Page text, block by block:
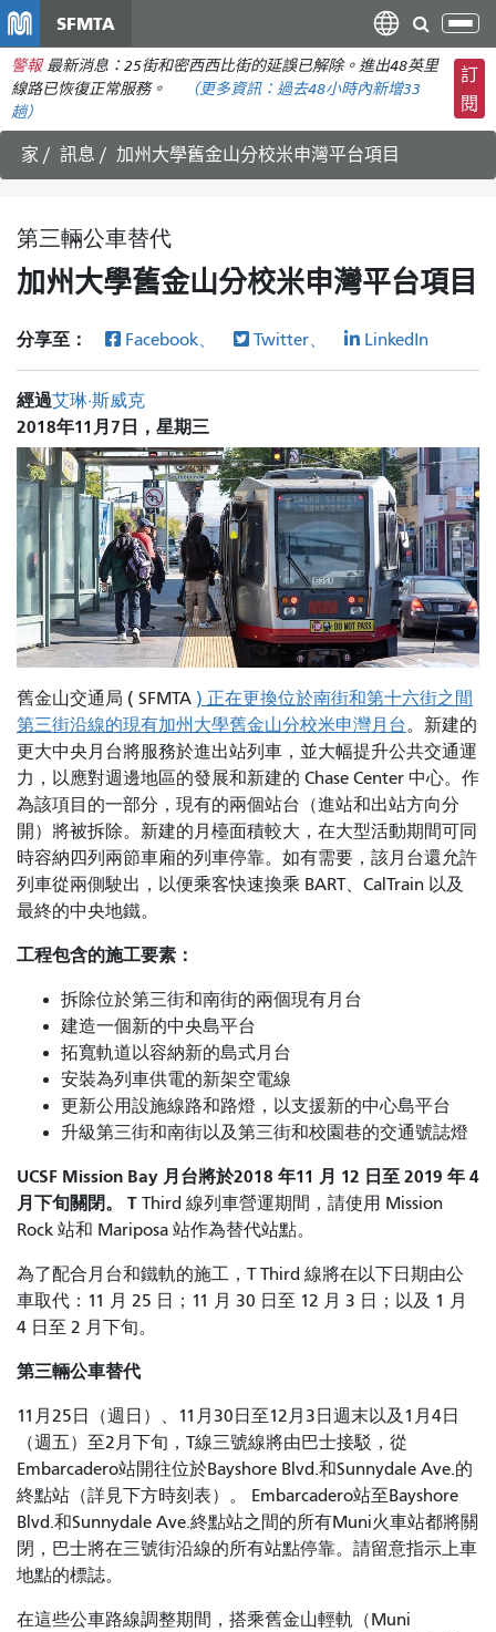
主
要
容
SFMTA
切
換
導
航
警報 最新消息：25街和密西西比街的延誤已解除。進出48英里
線路已恢復正常服務。
（更多資訊： 過去48小時內新增33
趟）
訂
閱
家 訊息 加州大學舊金山分校米申灣平台項目
第三輛公車替代
加州大學舊金山分校米申灣平台項目
分享至： Facebook、 Twitter、 LinkedIn
經過艾琳·斯威克
2018年11月7日，星期三
舊金山交通局 ( SFMTA ) 正在更換位於南街和第十六街之間
第三街沿線的現有加州大學舊金山分校米申灣月台。新建的
更大中央月台將服務於進出站列車，並大幅提升公共交通運
力，以應對週邊地區的發展和新建的 Chase Center 中心。作
為該項目的一部分，現有的兩個站台（進站和出站方向分
開）將被拆除。新建的月檯面積較大，在大型活動期間可同
時容納四列兩節車廂的列車停靠。如有需要，該月台還允許
列車從兩側駛出，以便乘客快速換乘 BART、CalTrain 以及
最終的中央地鐵。
工程包含的施工要素：
拆除位於第三街和南街的兩個現有月台
建造一個新的中央島平台
拓寬軌道以容納新的島式月台
安裝為列車供電的新架空電線
更新公用設施線路和路燈，以支援新的中心島平台
升級第三街和南街以及第三街和校園巷的交通號誌燈
UCSF Mission Bay 月台將於2018 年11 月 12 日 至 2019 年 4
月下旬關閉。 T Third 線列車營運期間，請使用 Mission
Rock 站和 Mariposa 站作為替代站點。
為了配合月台和鐵軌的施工，T Third 線將在以下日期由公
車取代：11 月 25 日；11 月 30 日至 12 月 3 日；以及 1 月
4 日至 2 月下旬。
第三輛公車替代
11月25日（週日）、11月30日至12月3日週末以及1月4日
（週五）至2月下旬，T線三號線將由巴士接駁，從
Embarcadero站開往位於Bayshore Blvd.和Sunnydale Ave.的
終點站（詳見下方時刻表）。 Embarcadero站至Bayshore
Blvd.和Sunnydale Ave.終點站之間的所有Muni火車站都將關
閉，巴士將在三號街沿線的所有站點停靠。請留意指示上車
地點的標誌。
在這些公車路線調整期間，搭乘舊金山輕軌（Muni